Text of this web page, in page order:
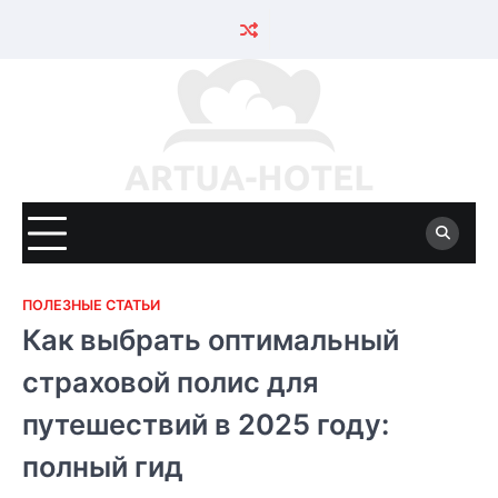
ПОЛЕЗНЫЕ СТАТЬИ
Как выбрать оптимальный
страховой полис для
путешествий в 2025 году:
полный гид